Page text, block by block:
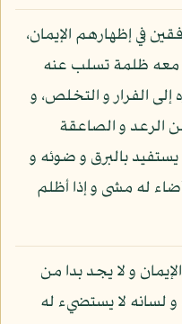
في إظهارهم الإيمان،
معه ظلمة تسلب عنه
إلى الفرار و التخلص، و
الرعد و الصاعقة
بالبرق و ضوئه و
له مشى و إذا أظلم
و لا يجد بدا من
و لسانه لا يستضيء له